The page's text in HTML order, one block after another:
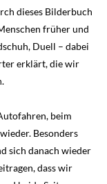
dieses Bilderbuch
früher und
Duell – dabei
erklärt, die wir
beim
Besonders
sich danach wieder
dass wir